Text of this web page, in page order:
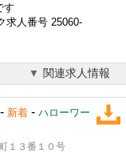
す
求人番号 25060-
関連求人情報
- 新着 - ハローワー
１３番１０号